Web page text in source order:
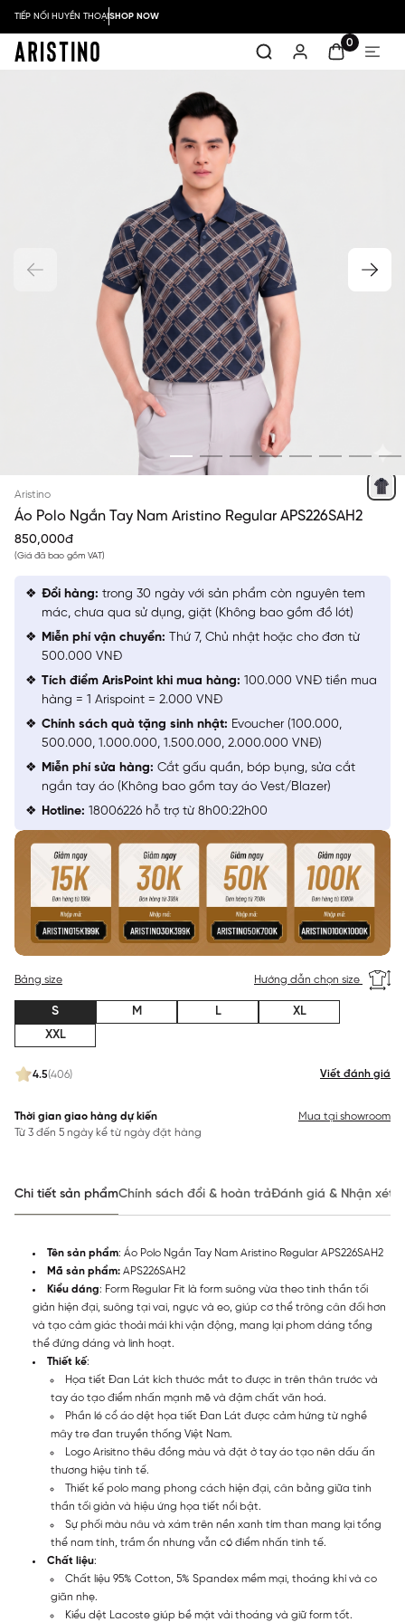
TIẾP NỐI HUYỀN THOẠISHOP NOW
0
Aristino
Áo Polo Ngắn Tay Nam Aristino Regular APS226SAH2
850,000đ
(Giá đã bao gồm VAT)
4.5(406) Viết đánh giá
Bảng size Hướng dẫn chọn size
S M L
XL
XXL
Thời gian giao hàng dự kiến
Từ 3 đến 5 ngày kể từ ngày đặt hàng
Mua tại showroom
Đổi hàng: trong 30 ngày với sản phẩm còn nguyên tem
mác, chưa qua sử dụng, giặt (Không bao gồm đồ lót)
Miễn phí vận chuyển: Thứ 7, Chủ nhật hoặc cho đơn từ
500.000 VNĐ
Tích điểm ArisPoint khi mua hàng: 100.000 VNĐ tiền mua
hàng = 1 Arispoint = 2.000 VNĐ
Chính sách quà tặng sinh nhật: Evoucher (100.000,
500.000, 1.000.000, 1.500.000, 2.000.000 VNĐ)
Miễn phí sửa hàng: Cắt gấu quần, bóp bụng, sửa cắt
ngắn tay áo (Không bao gồm tay áo Vest/Blazer)
Hotline: 18006226 hỗ trợ từ 8h00:22h00
Chi tiết sản phẩmChính sách đổi & hoàn trảĐánh giá & Nhận xét
Tên sản phẩm: Áo Polo Ngắn Tay Nam Aristino Regular APS226SAH2
Mã sản phẩm: APS226SAH2
Kiểu dáng: Form Regular Fit là form suông vừa theo tinh thần tối
giản hiện đại, suông tại vai, ngực và eo, giúp cơ thể trông cân đối hơn
và tạo cảm giác thoải mái khi vận động, mang lại phom dáng tổng
thể đứng dáng và linh hoạt.
Thiết kế:
Họa tiết Đan Lát kích thước mắt to được in trên thân trước và
tay áo tạo điểm nhấn mạnh mẽ và đậm chất văn hoá.
Phần lé cổ áo dệt họa tiết Đan Lát được cảm hứng từ nghề
mây tre đan truyền thống Việt Nam.
Logo Arisitno thêu đồng màu và đặt ở tay áo tạo nên dấu ấn
thương hiệu tinh tế.
Thiết kế polo mang phong cách hiện đại, cân bằng giữa tinh
thần tối giản và hiệu ứng họa tiết nổi bật.
Sự phối màu nâu và xám trên nền xanh tím than mang lại tổng
thể nam tính, trầm ổn nhưng vẫn có điểm nhấn tinh tế.
Chất liệu:
Chất liệu 95% Cotton, 5% Spandex mềm mại, thoáng khí và co
giãn nhẹ.
Kiểu dệt Lacoste giúp bề mặt vải thoáng và giữ form tốt.